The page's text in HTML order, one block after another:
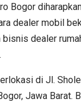
Bogor
dealer mobil
bisnis dealer
di Jl.
Jawa Barat.